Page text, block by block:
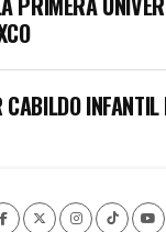
INFANTIL